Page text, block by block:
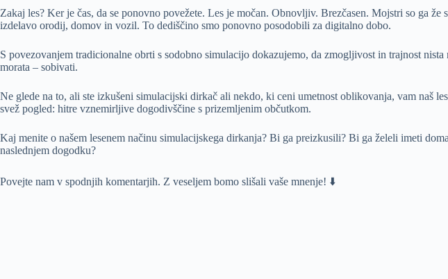
Zakaj les? Ker je čas, da se ponovno povežete. Les je močan. Obnovljiv. Brezčasen. Mojstri so ga že
izdelavo orodij, domov in vozil. To dediščino smo ponovno posodobili za digitalno dobo.
S povezovanjem tradicionalne obrti s sodobno simulacijo dokazujemo, da zmogljivost in trajnost
morata – sobivati.
Ne glede na to, ali ste izkušeni simulacijski dirkač ali nekdo, ki ceni umetnost oblikovanja, vam naš
svež pogled: hitre vznemirljive dogodivščine s prizemljenim občutkom.
Kaj menite o našem lesenem načinu simulacijskega dirkanja? Bi ga preizkusili? Bi ga želeli imeti
naslednjem dogodku?
Povejte nam v spodnjih komentarjih. Z veseljem bomo slišali vaše mnenje! ⬇️